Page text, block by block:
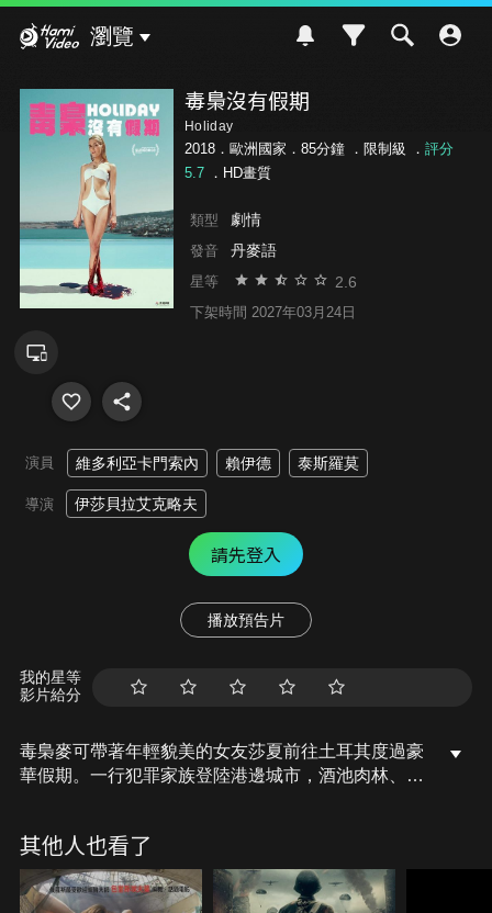
瀏覽
毒梟沒有假期
Holiday
2018．歐洲國家．85分鐘 ． 限制級 ． 評分
5.7．HD畫質
類型 劇情
發音 丹麥語
星等 2.6
下架時間 2027年03月24日
演員 維多利亞卡門索內 賴伊德 泰斯羅莫
導演 伊莎貝拉艾克略夫
請先登入
播放預告片
我的星等
影片給分
毒梟麥可帶著年輕貌美的女友莎夏前往土耳其度過豪
華假期。一行犯罪家族登陸港邊城市，酒池肉林、揮
莎夏遇上荷蘭帥哥湯瑪士，麥可的暗黑性格也逐漸揭
露；不可一世的大男人、溫馴單純的小男人以及難以
捉摸的美人，一場超越爭風吃醋的硬派鬥爭一觸即
其他人也看了